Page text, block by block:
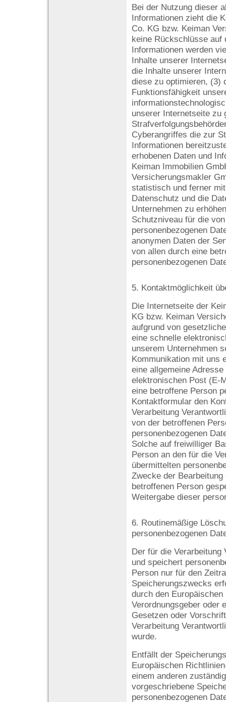
Bei der Nutzung dieser
Informationen zieht die
Co. KG bzw. Keiman
keine Rückschlüsse auf
Informationen werden
Inhalte unserer
die Inhalte unserer
diese zu optimieren, (3)
Funktionsfähigkeit
unserer Internetseite zu
Cyberangriffes die zur
Informationen
erhobenen Daten und
Keiman Immobilien
Versicherungsmakler
statistisch und ferner
Datenschutz und die
Unternehmen zu
Schutzniveau für die
personenbezogenen
anonymen Daten der
von allen durch eine
personenbezogenen
5. Kontaktmöglichkeit
Die Internetseite der
KG bzw. Keiman
aufgrund von
eine schnelle
unserem Unternehmen
Kommunikation mit uns
eine allgemeine
elektronischen Post (E-
eine betroffene Person
Kontaktformular den
Verarbeitung
von der betroffenen
personenbezogenen
Solche auf freiwilliger
Person an den für die
übermittelten
Zwecke der
betroffenen Person
Weitergabe dieser
6. Routinemäßige
personenbezogenen
Der für die Verarbeitung
und speichert
Person nur für den
Speicherungszwecks
durch den
Verordnungsgeber oder
Gesetzen oder
Verarbeitung
wurde.
Entfällt der
Europäischen
einem anderen
vorgeschriebene
personenbezogenen